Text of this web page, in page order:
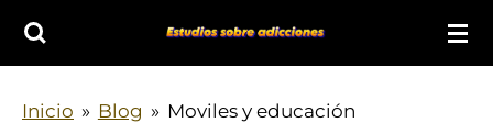
al
Inicio » Blog » Moviles y educación